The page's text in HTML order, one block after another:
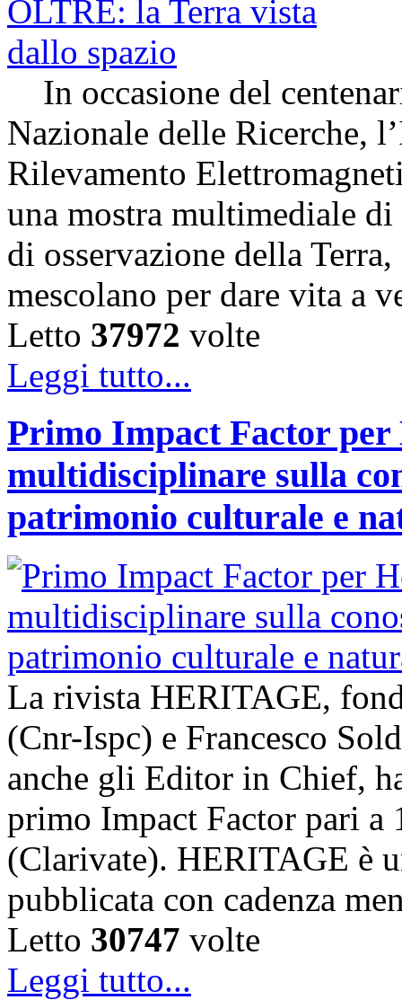
In occasione del
Nazionale delle Ricerche,
Rilevamento
una mostra multimediale
di osservazione della
mescolano per dare vita a
Letto 37972 volte
Leggi tutto...
Primo Impact Factor
multidisciplinare sulla
patrimonio culturale e
La rivista HERITAGE,
(Cnr-Ispc) e Francesco
anche gli Editor in Chief,
primo Impact Factor pari a
(Clarivate). HERITAGE è
pubblicata con cadenza
Letto 30747 volte
Leggi tutto...